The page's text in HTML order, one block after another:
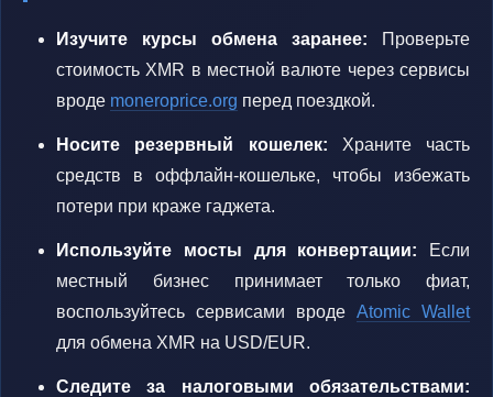
Изучите курсы обмена заранее: Проверьте
стоимость XMR в местной валюте через сервисы
вроде moneroprice.org перед поездкой.
Носите резервный кошелек: Храните часть
средств в оффлайн-кошельке, чтобы избежать
потери при краже гаджета.
Используйте мосты для конвертации: Если
местный бизнес принимает только фиат,
воспользуйтесь сервисами вроде Atomic Wallet
для обмена XMR на USD/EUR.
Следите за налоговыми обязательствами: